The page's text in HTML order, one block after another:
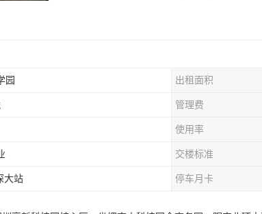
园 出租面积
管理费
使用率
交楼标准
大站 停车月卡